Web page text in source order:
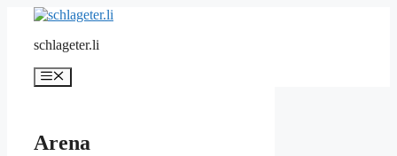
springenschlageter.li
Menü
Arena